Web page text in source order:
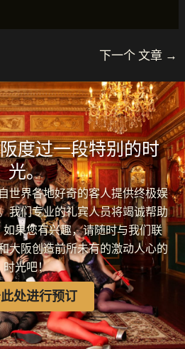
下一个 文章 →
度过一段特别的时
光。
世界各地好奇的客人提供终极娱
我们专业的礼宾人员将竭诚帮助
果您有兴趣，请随时与我们联
大阪创造前所未有的激动人心的
时光吧！
处进行预订